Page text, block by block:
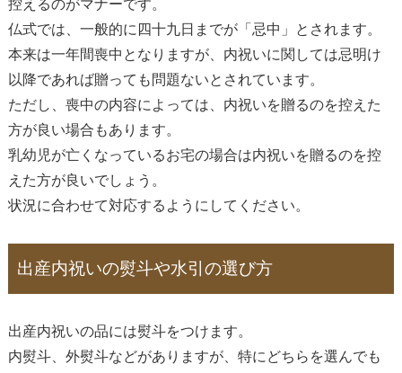
控えるのがマナーです。
仏式では、一般的に四十九日までが「忌中」とされます。
本来は一年間喪中となりますが、内祝いに関しては忌明け
以降であれば贈っても問題ないとされています。
ただし、喪中の内容によっては、内祝いを贈るのを控えた
方が良い場合もあります。
乳幼児が亡くなっているお宅の場合は内祝いを贈るのを控
えた方が良いでしょう。
状況に合わせて対応するようにしてください。
出産内祝いの熨斗や水引の選び方
出産内祝いの品には熨斗をつけます。
内熨斗、外熨斗などがありますが、特にどちらを選んでも